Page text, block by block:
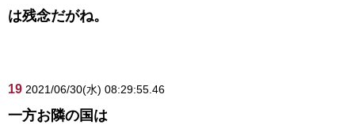
は残念だがね。
19 2021/06/30(水) 08:29:55.46
一方お隣の国は